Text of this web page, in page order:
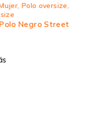
, Polo oversize
Negro Street